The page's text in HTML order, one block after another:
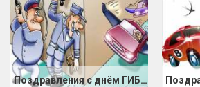
Поздравления с днём ГИБДД